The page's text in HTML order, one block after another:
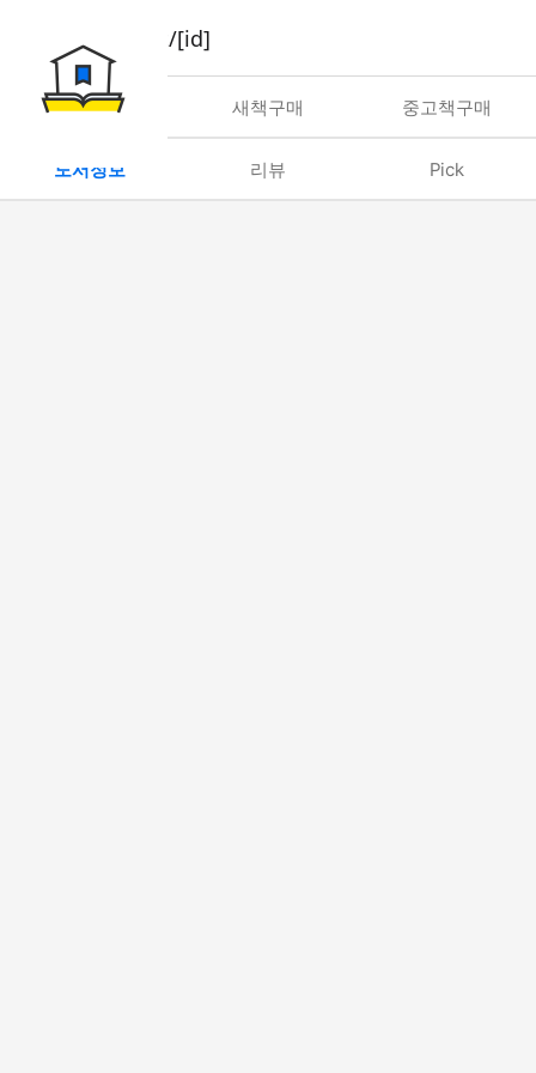
book/rent/[id]
대여 새책구매 중고책구매
도서정보 리뷰 Pick